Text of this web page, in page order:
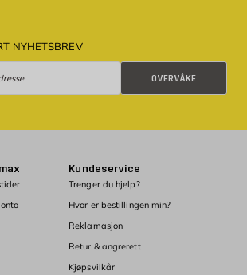
NYHETSBREV
OVERVÅKE
Kundeservice
Trenger du hjelp?
Hvor er bestillingen min?
Reklamasjon
Retur & angrerett
Kjøpsvilkår